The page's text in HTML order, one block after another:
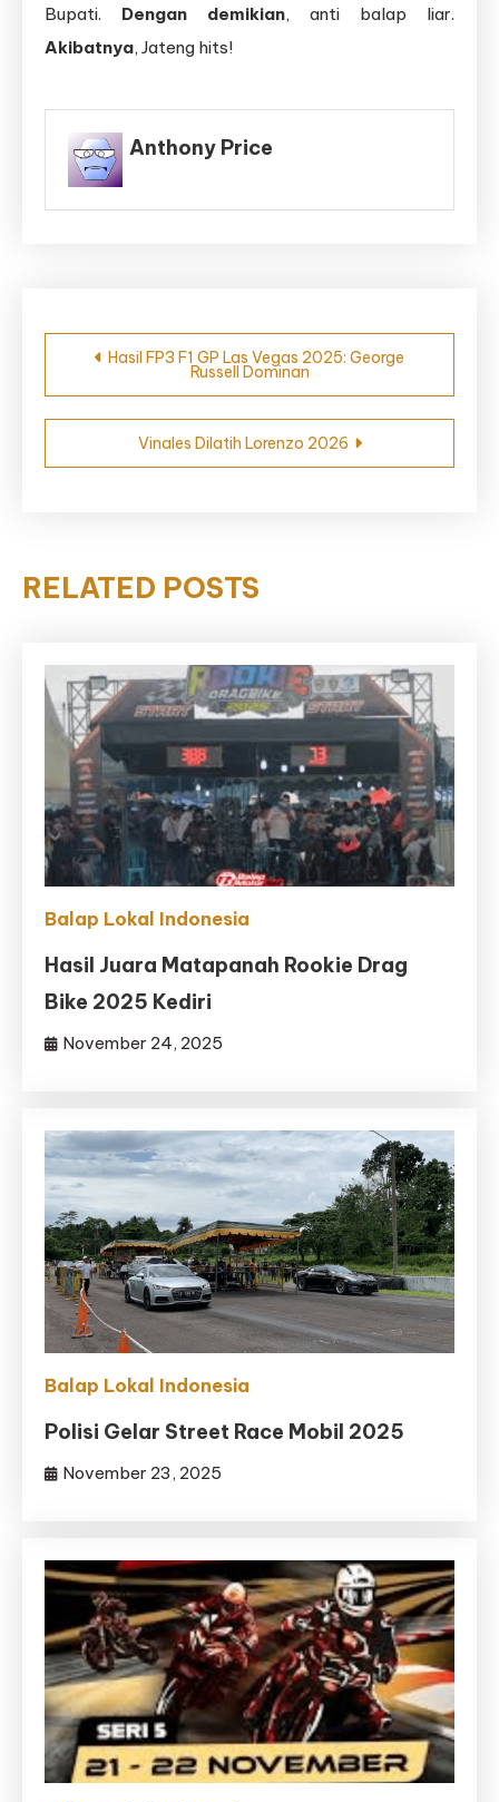
Bupati. Dengan demikian, anti balap liar.
Akibatnya, Jateng hits!
Anthony Price
Navigasi
pos
Hasil FP3 F1 GP Las Vegas 2025: George
Russell Dominan
Vinales Dilatih Lorenzo 2026
RELATED POSTS
Balap Lokal Indonesia
Hasil Juara Matapanah Rookie Drag
Bike 2025 Kediri
November 24, 2025
Balap Lokal Indonesia
Polisi Gelar Street Race Mobil 2025
November 23, 2025